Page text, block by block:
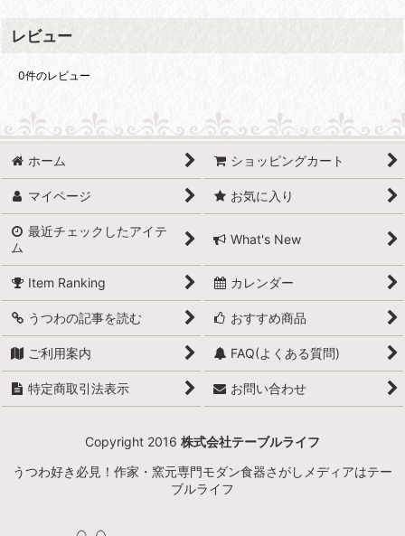
レビュー
0件のレビュー
ホーム ショッピングカート
マイページ お気に入り
最近チェックしたアイテ
ム
What's New
Item Ranking カレンダー
うつわの記事を読む おすすめ商品
ご利用案内 FAQ(よくある質問)
特定商取引法表示 お問い合わせ
Copyright 2016 株式会社テーブルライフ
うつわ好き必見！作家・窯元専門モダン食器さがしメディアはテー
ブルライフ